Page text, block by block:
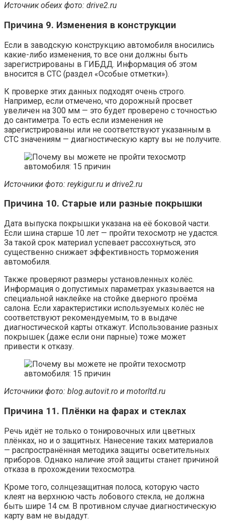
Источник обеих фото: drive2.ru
Причина 9. Изменения в конструкции
Если в заводскую конструкцию автомобиля вносились
какие-либо изменения, то все они должны быть
зарегистрированы в ГИБДД. Информация об этом
вносится в СТС (раздел «Особые отметки»).
К проверке этих данных подходят очень строго.
Например, если отмечено, что дорожный просвет
увеличен на 300 мм — это будет проверено с точностью
до сантиметра. То есть если изменения не
зарегистрированы или не соответствуют указанным в
СТС значениям — диагностическую карту вы не получите.
Источники фото: reykigur.ru и drive2.ru
Причина 10. Старые или разные покрышки
Дата выпуска покрышки указана на её боковой части.
Если шина старше 10 лет — пройти техосмотр не удастся.
За такой срок материал успевает рассохнуться, это
существенно снижает эффективность торможения
автомобиля.
Также проверяют размеры установленных колёс.
Информация о допустимых параметрах указывается на
специальной наклейке на стойке дверного проёма
салона. Если характеристики используемых колёс не
соответствуют рекомендуемым, то в выдаче
диагностической карты откажут. Использование разных
покрышек (даже если они парные) тоже может
привести к отказу.
Источники фото: blog.autovit.ro и motorltd.ru
Причина 11. Плёнки на фарах и стеклах
Речь идёт не только о тонировочных или цветных
плёнках, но и о защитных. Нанесение таких материалов
— распространённая методика защиты осветительных
приборов. Однако наличие этой защиты станет причиной
отказа в прохождении техосмотра.
Кроме того, солнцезащитная полоса, которую часто
клеят на верхнюю часть лобового стекла, не должна
быть шире 14 см. В противном случае диагностическую
карту вам не выдадут.